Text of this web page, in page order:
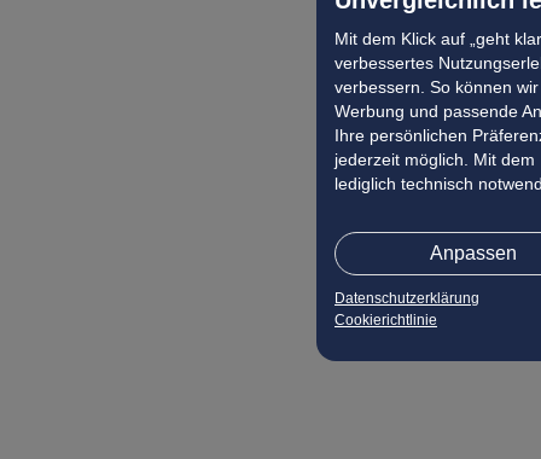
Mit dem Klick auf „geht
verbessertes
verbessern. So können
Werbung und passende
Ihre persönlichen
jederzeit möglich. Mit dem
lediglich technisch
Anpassen
Datenschutzerklärung
Cookierichtlinie